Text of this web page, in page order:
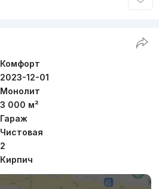
Комфорт
2023-12-01
Монолит
3 000 м²
Гараж
Чистовая
2
Кирпич